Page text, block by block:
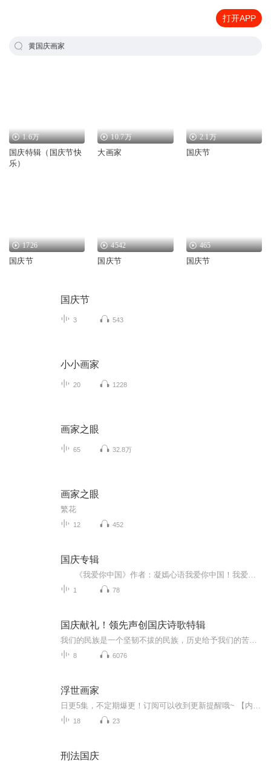
打开APP
黄国庆画家
1.6万
国庆特辑（国庆节快
乐）
10.7万
大画家
2.1万
国庆节
1726
国庆节
4542
国庆节
465
国庆节
国庆节
3 543
小小画家
20 1228
画家之眼
65 32.8万
画家之眼
繁花
12 452
国庆专辑
1 78
国庆献礼！领先声创国庆诗歌特辑
8 6076
浮世画家
18 23
刑法国庆